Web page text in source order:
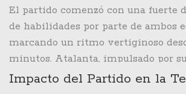
posición de la tabla, a tan solo un
Napoli, los bergamascos buscaban
racha de victorias y conseguir así
En contraste, el AC Milan
irregularidad y capitalizar su
análisis más exhaustivo de las
de cada entrenador. En cualquier
jugadores de cada conjunto estarían
para dejar todo en el campo,
y luchando hasta el último minuto.
El partido comenzó con una fuerte
de habilidades por parte de ambos
marcando un ritmo vertiginoso
minutos. Atalanta, impulsado por
privilegiada en la liga, abrió el
Impacto del Partido en la